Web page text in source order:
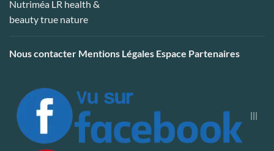
Nous contacter Mentions Légales Espace Partenaires
|||